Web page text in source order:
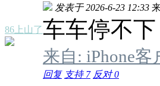
86上山了
发表于 2026-6-23 12:33
车车停不
来自: iPhone客
回复 支持7 反对0